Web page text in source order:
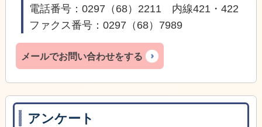
電話番号：0297（68）2211 内線421・422
ファクス番号：0297（68）7989
メールでお問い合わせをする
アンケート